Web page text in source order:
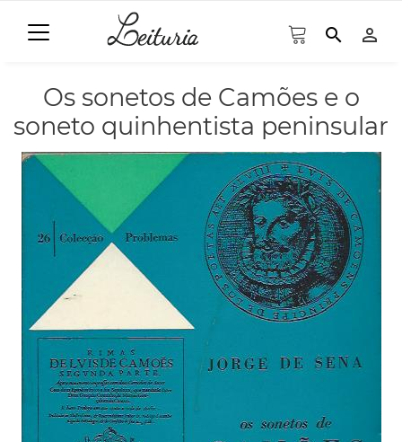
search person_outline
Os sonetos de Camões e o
soneto quinhentista peninsular